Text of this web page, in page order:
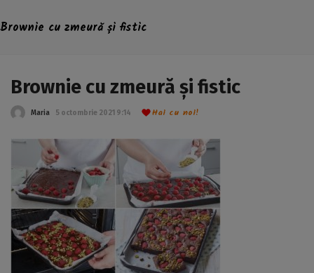
Brownie cu zmeură și fistic
Brownie cu zmeură și fistic
Maria 5 octombrie 2021 9:14 Hai cu noi!